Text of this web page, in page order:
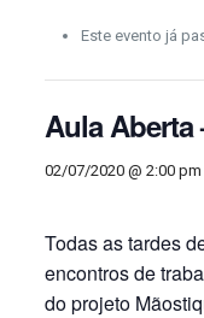
Este evento já
Aula Aberta
02/07/2020 @ 2:00 pm
Todas as tardes
encontros de
do projeto